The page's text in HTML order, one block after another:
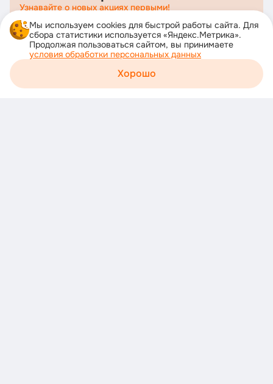
Мы используем cookies для быстрой работы сайта. Для
сбора статистики используется «Яндекс.Метрика».
Продолжая пользоваться сайтом, вы принимаете
условия обработки персональных данных
Хорошо
Каталог Акции Профиль
Узнавайте о новых акциях первыми!
Загрузите в
AppStore
Доступно в
Google Play
Доступно в
RuStore